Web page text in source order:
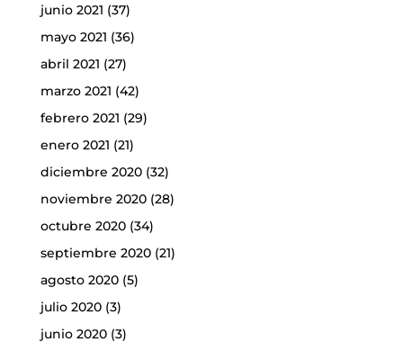
junio 2021 (37)
mayo 2021 (36)
abril 2021 (27)
marzo 2021 (42)
febrero 2021 (29)
enero 2021 (21)
diciembre 2020(32)
noviembre 2020(28)
octubre 2020(34)
septiembre 2020(21)
agosto 2020(5)
julio 2020(3)
junio 2020(3)